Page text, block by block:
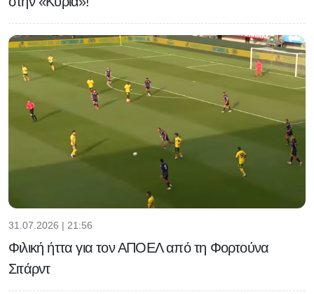
31.07.2026 | 21:56
Φιλική ήττα για τον ΑΠΟΕΛ από τη Φορτούνα
Σιτάρντ